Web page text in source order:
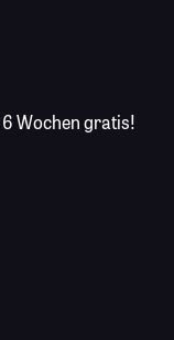
6 Wochen gratis!